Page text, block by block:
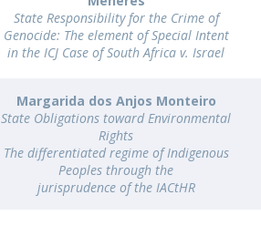
State Responsibility for the Crime of
Genocide: The element of Special Intent
in the ICJ Case of South Africa v. Israel
Margarida dos Anjos Monteiro
State Obligations toward Environmental
Rights
The differentiated regime of Indigenous
Peoples through the
jurisprudence of the IACtHR